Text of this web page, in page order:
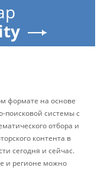
формате на основе
поисковой системы с
отбора и
контента в
сегодня и сейчас.
и регионе можно